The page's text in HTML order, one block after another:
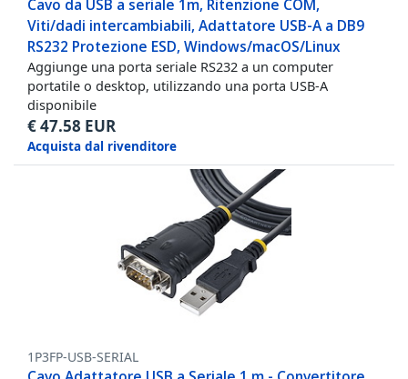
Cavo da USB a seriale 1m, Ritenzione COM,
Viti/dadi intercambiabili, Adattatore USB-A a DB9
RS232 Protezione ESD, Windows/macOS/Linux
Aggiunge una porta seriale RS232 a un computer
portatile o desktop, utilizzando una porta USB-A
disponibile
€47.58 EUR
Acquista dal rivenditore
1P3FP-USB-SERIAL